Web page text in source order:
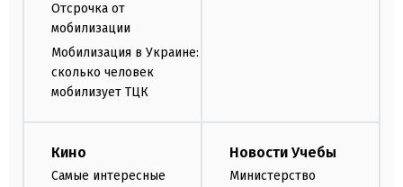
Отсрочка от
мобилизации
Мобилизация в Украине:
сколько человек
мобилизует ТЦК
Кино
Самые интересные
Новости Учебы
Министерство